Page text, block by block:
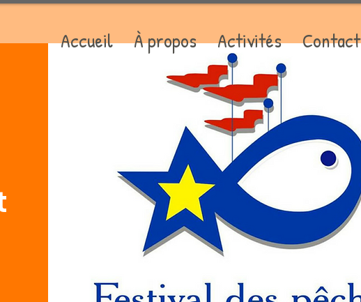
Accueil À propos Activités Contact